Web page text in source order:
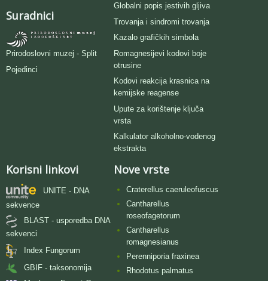
Suradnici
Prirodoslovni muzej - Split
Pojedinci
Globalni popis jestivih gljiva
Trovanja i sindromi trovanja
Kazalo grafičkih simbola
Romagnesijevi kodovi boje
otrusine
Kodovi reakcija krasnica na
kemijske reagense
Upute za korištenje ključa
vrsta
Kalkulator alkoholno-vodenog
ekstrakta
Korisni linkovi
UNITE - DNA
sekvence
BLAST - usporedba DNA
sekvenci
Index Fungorum
GBIF - taksonomija
Nove vrste
Craterellus caeruleofuscus
Cantharellus
roseofagetorum
Cantharellus
romagnesianus
Perenniporia fraxinea
Rhodotus palmatus